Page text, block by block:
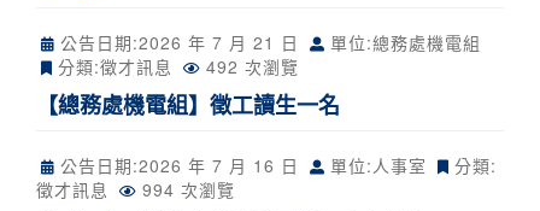
公告日期:2026 年 7 月 21 日
單位:總務處機電組
分類:徵才訊息 492 次瀏覽
【總務處機電組】徵工讀生一名
公告日期:2026 年 7 月 16 日 單位:人事室
分類:
徵才訊息
994 次瀏覽